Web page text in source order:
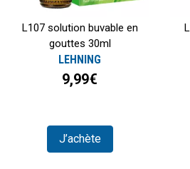
L107 solution buvable en
gouttes 30ml
LEHNING
9,99€
J’achète